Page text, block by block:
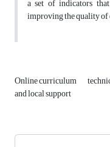
a set of indicators
improving the quality
Online curriculum
and local support